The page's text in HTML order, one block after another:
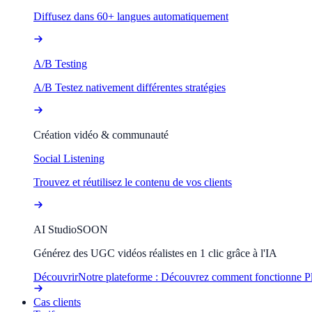
Diffusez dans 60+ langues automatiquement
A/B Testing
A/B Testez nativement différentes stratégies
Création vidéo & communauté
Social Listening
Trouvez et réutilisez le contenu de vos clients
AI StudioSOON
Générez des UGC vidéos réalistes en 1 clic grâce à l'IA
DécouvrirNotre plateforme : Découvrez comment fonctionne
Cas clients